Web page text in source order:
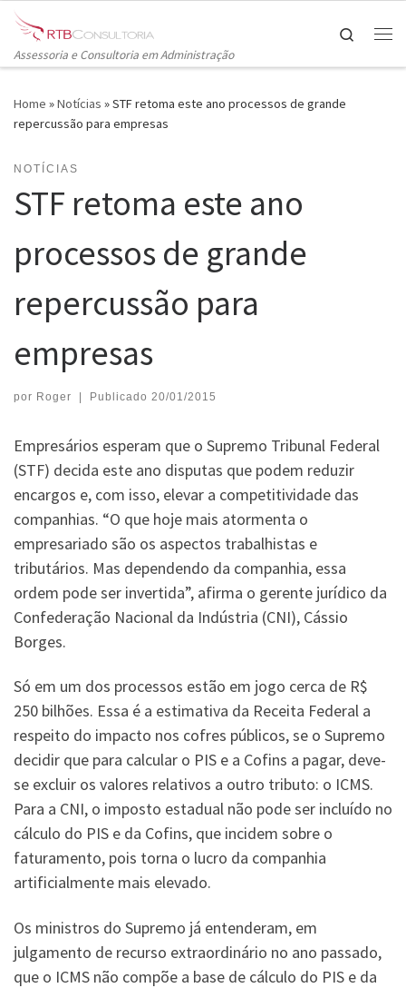
Skip to content
Assessoria e Consultoria em Administração
Search
Home »Notícias »STF retoma este ano processos de grande
repercussão para empresas
NOTÍCIAS
STF retoma este ano
processos de grande
repercussão para
empresas
por Roger | Publicado 20/01/2015
Empresários esperam que o Supremo Tribunal Federal
(STF) decida este ano disputas que podem reduzir
encargos e, com isso, elevar a competitividade das
companhias. “O que hoje mais atormenta o
empresariado são os aspectos trabalhistas e
tributários. Mas dependendo da companhia, essa
ordem pode ser invertida”, afirma o gerente jurídico da
Confederação Nacional da Indústria (CNI), Cássio
Borges.
Só em um dos processos estão em jogo cerca de R$
250 bilhões. Essa é a estimativa da Receita Federal a
respeito do impacto nos cofres públicos, se o Supremo
decidir que para calcular o PIS e a Cofins a pagar, deve-
se excluir os valores relativos a outro tributo: o ICMS.
Para a CNI, o imposto estadual não pode ser incluído no
cálculo do PIS e da Cofins, que incidem sobre o
faturamento, pois torna o lucro da companhia
artificialmente mais elevado.
Os ministros do Supremo já entenderam, em
julgamento de recurso extraordinário no ano passado,
que o ICMS não compõe a base de cálculo do PIS e da